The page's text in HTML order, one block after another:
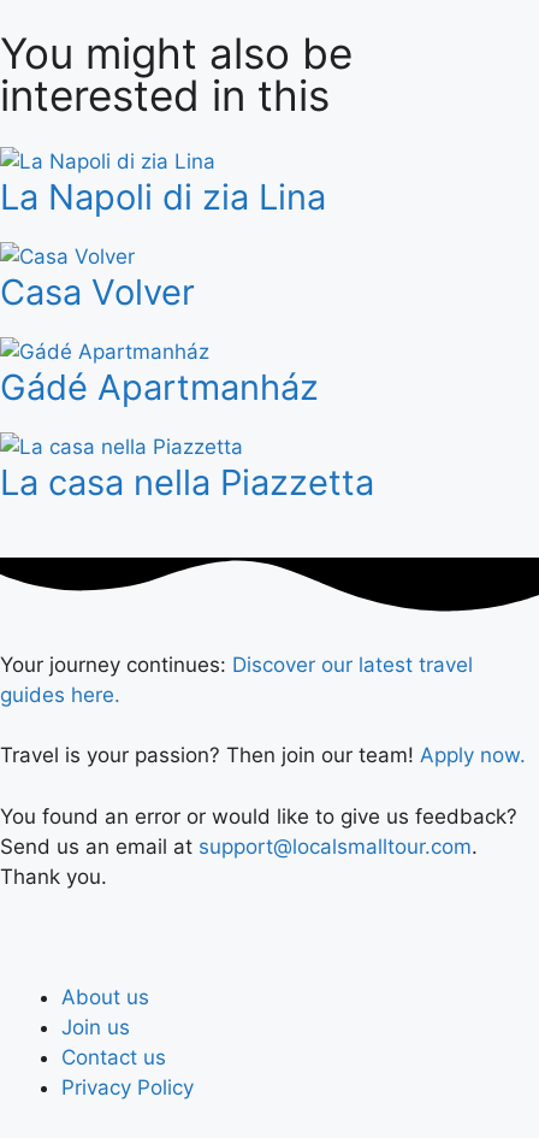
You might also be
interested in this
La Napoli di zia Lina
Casa Volver
Gádé Apartmanház
La casa nella Piazzetta
Your journey continues: Discover our latest travel
guides here.
Travel is your passion? Then join our team! Apply now.
You found an error or would like to give us feedback?
Send us an email at support@localsmalltour.com.
Thank you.
About us
Join us
Contact us
Privacy Policy